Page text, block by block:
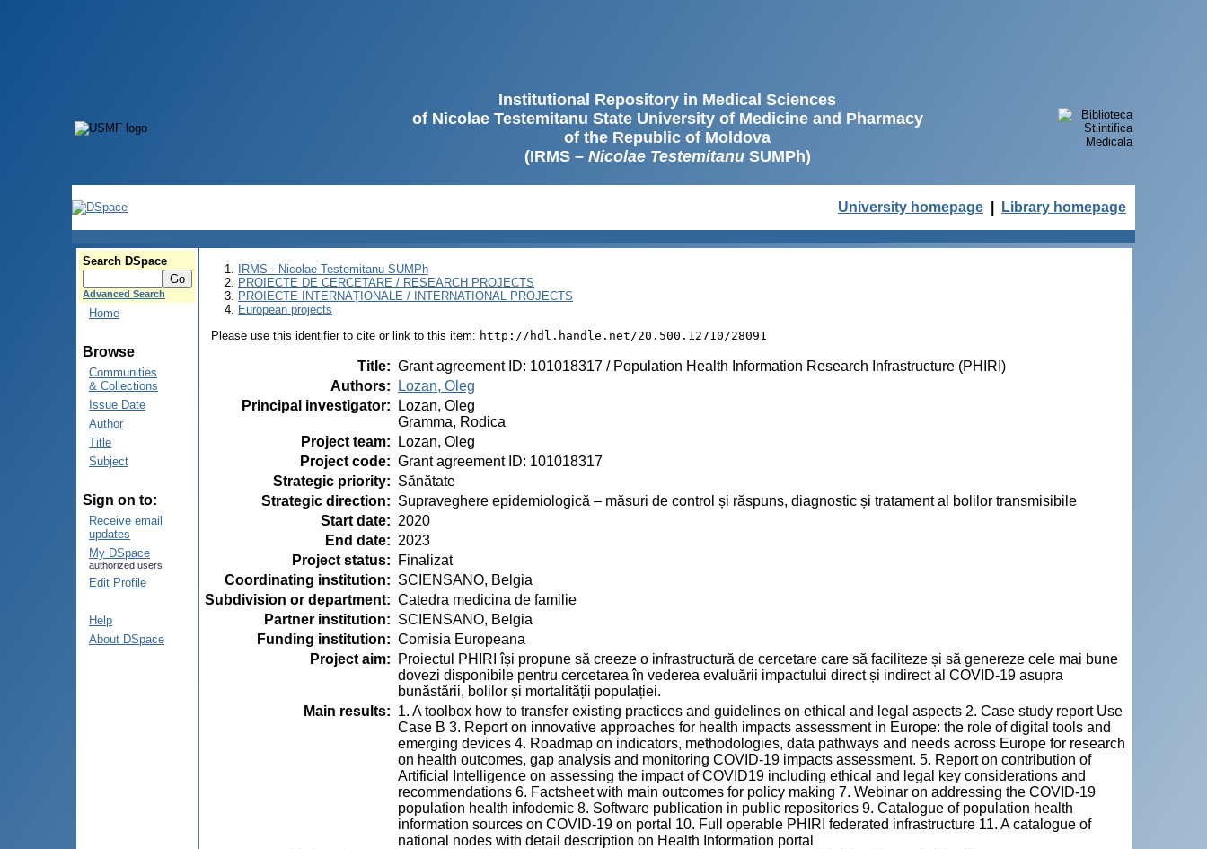
Institutional Repository in Medical Sciences
of Nicolae Testemitanu State University of Medicine and Pharmacy
of the Republic of Moldova
(IRMS – Nicolae TestemitanuSUMPh)
University homepage Library homepage
Search DSpace
Advanced Search
Home
Browse
Communities
& Collections
Issue Date
Author
Title
Subject
Sign on to:
Receive email
updates
My DSpace
authorized users
Edit Profile
Help
About DSpace
IRMS - Nicolae Testemitanu SUMPh
PROIECTE DE CERCETARE / RESEARCH PROJECTS
PROIECTE INTERNAȚIONALE / INTERNATIONAL PROJECTS
European projects
Please use this identifier to cite or link to this item: http://hdl.handle.net/20.500.12710/28091
Title: Grant agreement ID: 101018317 / Population Health Information Research Infrastructure (PHIRI)
Authors:
Lozan, Oleg
Principal investigator:
Lozan, Oleg
Gramma, Rodica
Project team:
Lozan, Oleg
Project code: Grant agreement ID: 101018317
Strategic priority: Sănătate
Strategic direction: Supraveghere epidemiologică – măsuri de control și răspuns, diagnostic și tratament al bolilor transmisibile
Start date: 2020
End date: 2023
Project status:
Finalizat
Coordinating institution: SCIENSANO, Belgia
Subdivision or department: Catedra medicina de familie
Partner institution: SCIENSANO, Belgia
Funding institution: Comisia Europeana
Project aim:
Proiectul PHIRI își propune să creeze o infrastructură de cercetare care să faciliteze și să genereze cele mai bune
dovezi disponibile pentru cercetarea în vederea evaluării impactului direct și indirect al COVID-19 asupra
bunăstării, bolilor și mortalității populației.
Main results: 1. A toolbox how to transfer existing practices and guidelines on ethical and legal aspects 2. Case study report Use
Case B 3. Report on innovative approaches for health impacts assessment in Europe: the role of digital tools and
emerging devices 4. Roadmap on indicators, methodologies, data pathways and needs across Europe for research
on health outcomes, gap analysis and monitoring COVID-19 impacts assessment. 5. Report on contribution of
Artificial Intelligence on assessing the impact of COVID19 including ethical and legal key considerations and
recommendations 6. Factsheet with main outcomes for policy making 7. Webinar on addressing the COVID-19
population health infodemic 8. Software publication in public repositories 9. Catalogue of population health
information sources on COVID-19 on portal 10. Full operable PHIRI federated infrastructure 11. A catalogue of
national nodes with detail description on Health Information portal